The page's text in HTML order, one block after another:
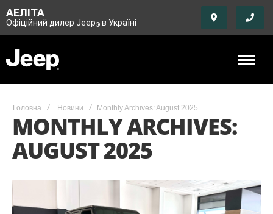
АЕЛІТА
Офіційний дилер Jeep® в Україні
Головна Новини Monthly Archives: August 2025
MONTHLY ARCHIVES:
AUGUST 2025